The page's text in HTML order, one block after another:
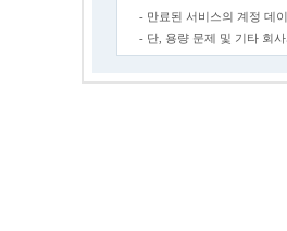
- 만료된 서비스의 계정 데
- 단, 용량 문제 및 기타 회